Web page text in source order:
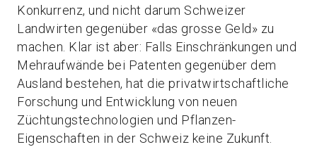
Konkurrenz, und nicht darum Schweizer
Landwirten gegenüber «das grosse Geld» zu
machen. Klar ist aber: Falls Einschränkungen und
Mehraufwände bei Patenten gegenüber dem
Ausland bestehen, hat die privatwirtschaftliche
Forschung und Entwicklung von neuen
Züchtungstechnologien und Pflanzen-
Eigenschaften in der Schweiz keine Zukunft.